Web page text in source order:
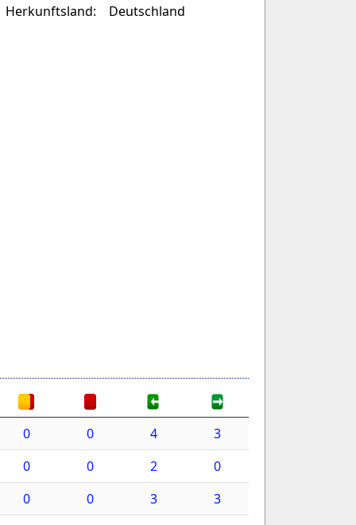
Herkunftsland:
Deutschland
0 0 4
3
0 0 2
0
0 0 3
3